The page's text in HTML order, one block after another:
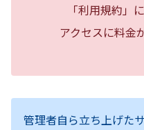
「利用規約」
アクセスに料金
管理者自ら立ち上げた